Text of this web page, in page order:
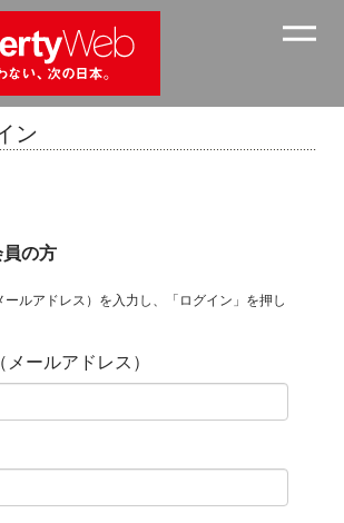
ン
の方
ールアドレス）を入力し、「ログイン」を押し
ールアドレス）